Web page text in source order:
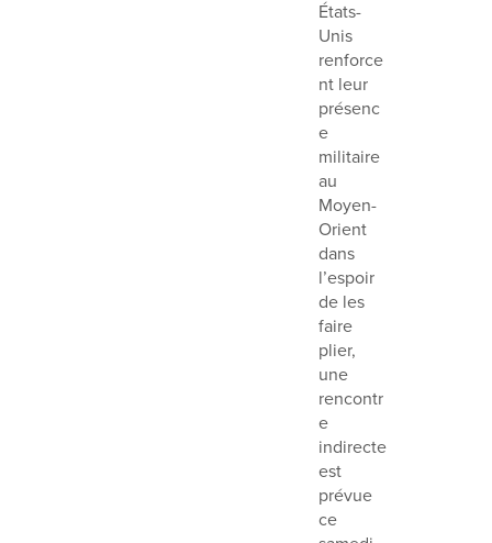
États-
Unis
renforce
nt leur
présenc
e
militaire
au
Moyen-
Orient
dans
l’espoir
de les
faire
plier,
une
rencontr
e
indirecte
est
prévue
ce